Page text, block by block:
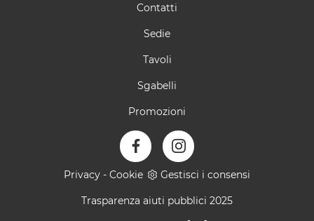
Contatti
Sedie
Tavoli
Sgabelli
Promozioni
Privacy - Cookie Gestisci i consensi
Trasparenza aiuti pubblici 2025